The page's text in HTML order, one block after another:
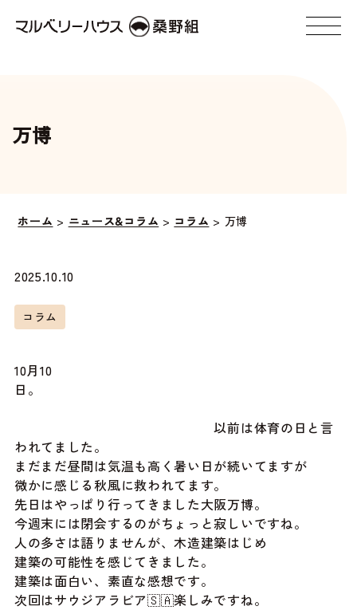
万博
ホーム > ニュース&コラム > コラム > 万博
2025.10.10
コラム
10月10
日。
以前は体育の日と言
われてました。
まだまだ昼間は気温も高く暑い日が続いてますが
微かに感じる秋風に救われてます。
先日はやっぱり行ってきました大阪万博。
今週末には閉会するのがちょっと寂しいですね。
人の多さは語りませんが、木造建築はじめ
建築の可能性を感じてきました。
建築は面白い、素直な感想です。
次回はサウジアラビア🇸🇦楽しみですね。